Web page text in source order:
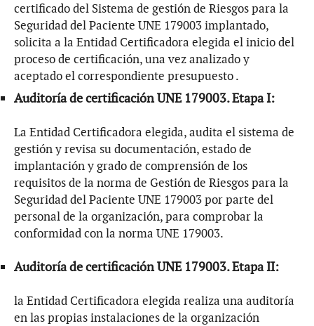
certificado del Sistema de gestión de Riesgos para la
Seguridad del Paciente UNE 179003 implantado,
solicita a la Entidad Certificadora elegida el inicio del
proceso de certificación, una vez analizado y
aceptado el correspondiente presupuesto .
Auditoría de certificación UNE 179003. Etapa I:
La Entidad Certificadora elegida, audita el sistema de
gestión y revisa su documentación, estado de
implantación y grado de comprensión de los
requisitos de la norma de Gestión de Riesgos para la
Seguridad del Paciente UNE 179003 por parte del
personal de la organización, para comprobar la
conformidad con la norma UNE 179003.
Auditoría de certificación UNE 179003. Etapa II:
la Entidad Certificadora elegida realiza una auditoría
en las propias instalaciones de la organización